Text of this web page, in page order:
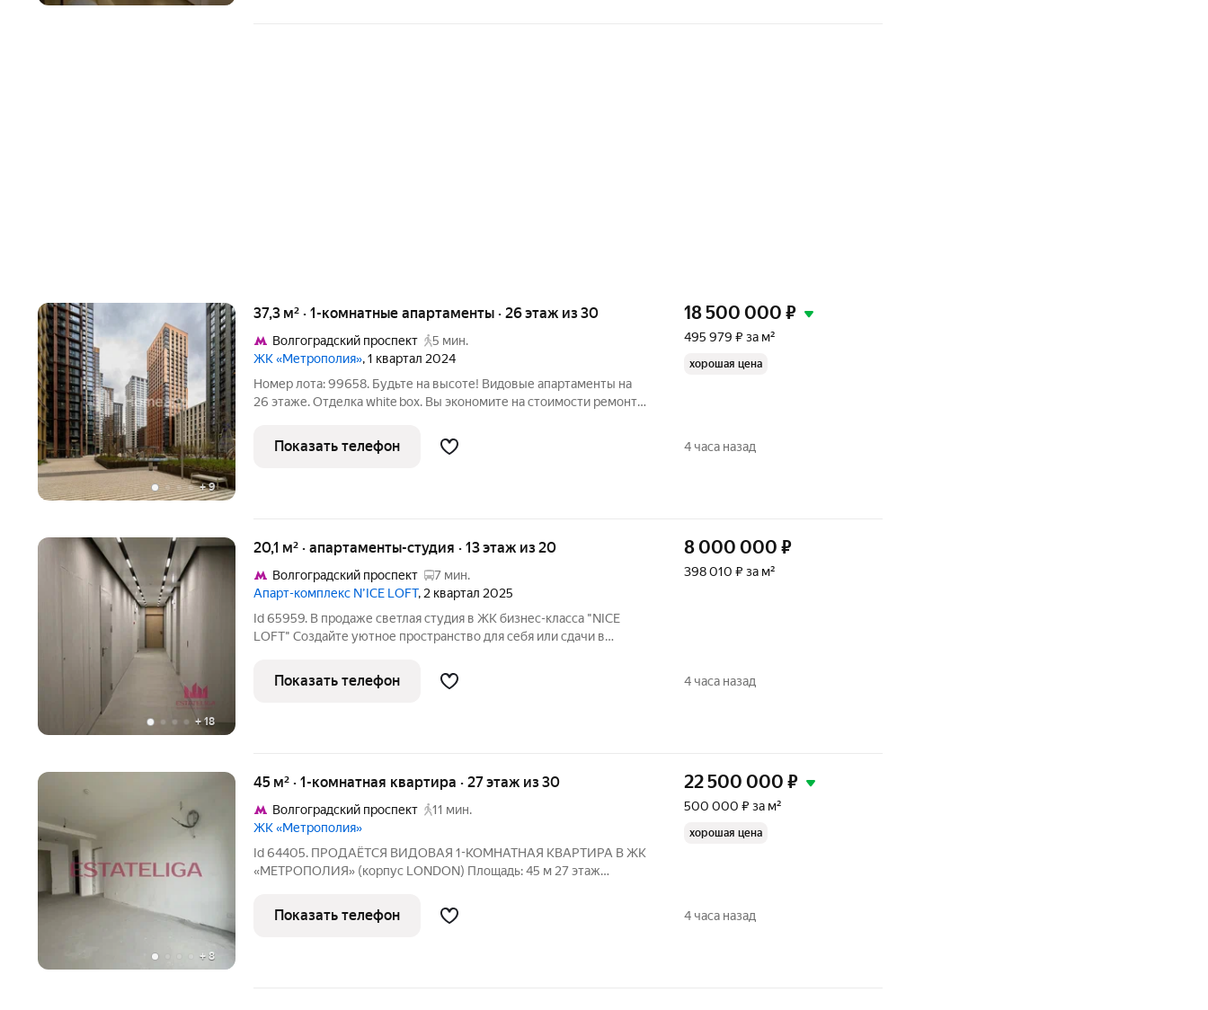
+9
37,3 м² · 1-комнатные апартаменты · 26 этаж из 30
Волгоградский проспект
5 мин.
ЖК «Метрополия», 1 квартал 2024
Номер лота: 99658. Будьте на высоте! Видовые апартаменты на
26 этаже. Отделка white box. Вы экономите на стоимости ремонта.
застройщика. Высокие потолки создают пространство. Большая
18 500 000 ₽
495 979 ₽ за м²
хорошая цена
Показать телефон 4 часа назад
+18
20,1 м² · апартаменты-студия · 13 этаж из 20
Волгоградский проспект
7 мин.
Апарт-комплекс N’ICE LOFT, 2 квартал 2025
Id 65959. В продаже светлая студия в ЖК бизнес-класса "NICE
LOFT" Создайте уютное пространство для себя или сдачи в
приватный квартал бизнес-класса с премиальной
инфраструктурой,
8 000 000 ₽
398 010 ₽ за м²
Показать телефон 4 часа назад
+ 8
45 м² · 1-комнатная квартира · 27 этаж из 30
Волгоградский проспект
11 мин.
ЖК «Метрополия»
Id 64405. ПРОДАЁТСЯ ВИДОВАЯ 1-КОМНАТНАЯ КВАРТИРА В ЖК
«МЕТРОПОЛИЯ» (корпус LONDON) Площадь: 45 м 27 этаж
Кухня-гостиная: 17 м Этаж: 27 из 30 Высота потолков: 3 м Санузлы:
2 (4,3 м и 1,8 м)
22 500 000 ₽
500 000 ₽ за м²
хорошая цена
Показать телефон 4 часа назад